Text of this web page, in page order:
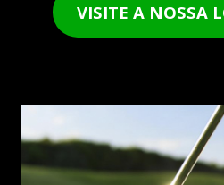
VISITE A NOSSA